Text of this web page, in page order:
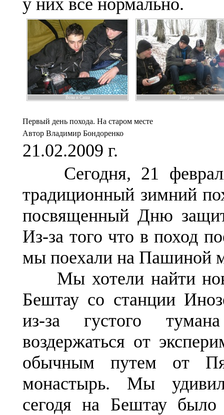
у них все нормально.
Вова и Саша Завтрак
Первый день похода. На старом месте
Автор Владимир Бондоренко
21.02.2009 г.
Сегодня, 21
традиционный зимний
посвященный Дню
Из-за того что в поход
мы поехали на Пашиной
Мы хотели найти
Бештау со станции
из-за густого
воздержаться от
обычным путем от
монастырь. Мы
сегодя на Бештау